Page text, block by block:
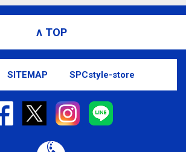
お問い合わせはSMS（ショートメッセ
∧ TOP
SITEMAP SPCstyle-store